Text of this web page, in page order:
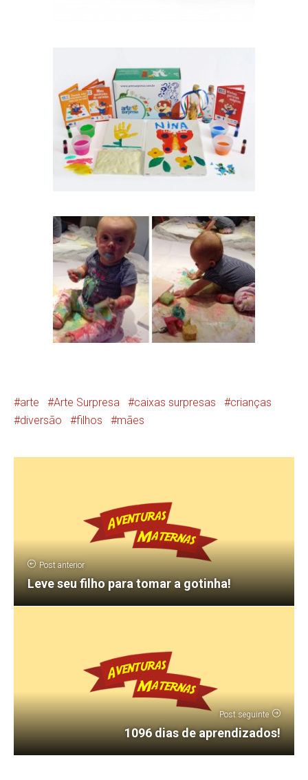
arte Arte Surpresa caixas surpresas
crianças
diversão
filhos mães
Post anterior
Leve seu filho para tomar a gotinha!
Post seguinte
1096 dias de aprendizados!